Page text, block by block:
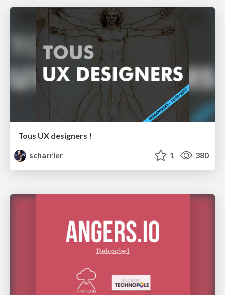
Tous UX designers !
scharrier
1 380